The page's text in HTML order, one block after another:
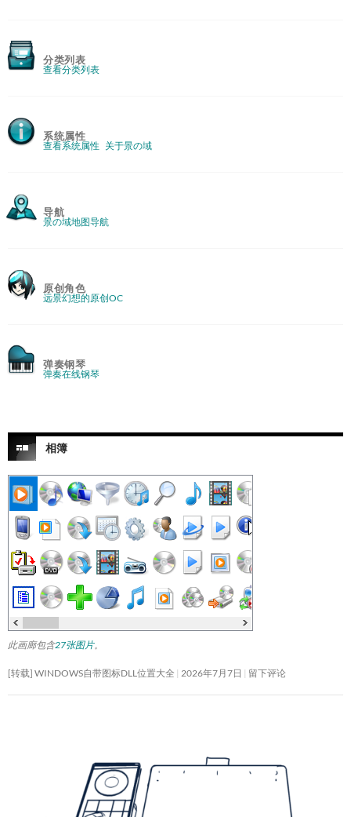
分类列表
查看分类列表
系统属性
查看系统属性 关于景の域
导航
景の域地图导航
原创角色
远景幻想的原创OC
弹奏钢琴
弹奏在线钢琴
相簿
此画廊包含27张图片。
[转载] WINDOWS自带图标DLL位置大全 2026年7月7日 留下评论